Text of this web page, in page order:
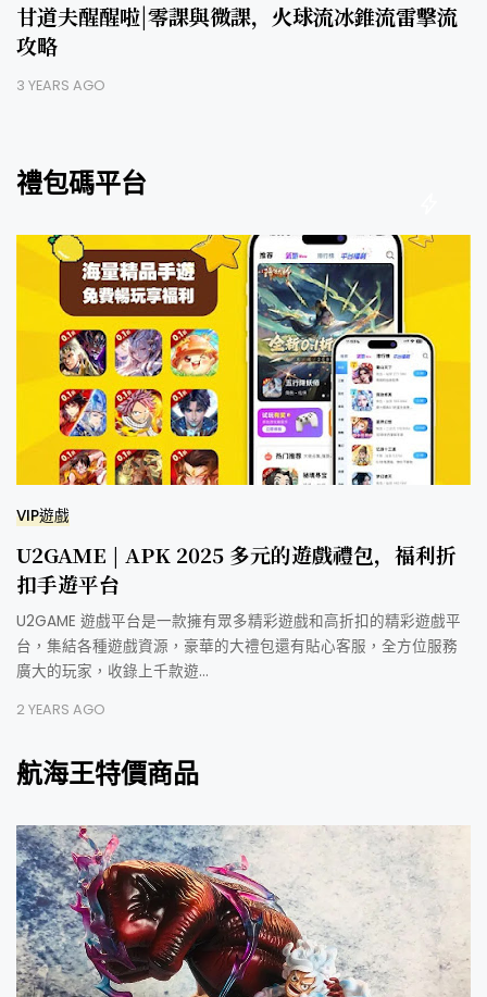
甘道夫醒醒啦|零課與微課，火球流冰錐流雷擊流
攻略
3 YEARS AGO
禮包碼平台
VIP遊戲
U2GAME | APK 2025 多元的遊戲禮包，福利折
扣手遊平台
U2GAME 遊戲平台是一款擁有眾多精彩遊戲和高折扣的精彩遊戲平
台，集結各種遊戲資源，豪華的大禮包還有貼心客服，全方位服務
廣大的玩家，收錄上千款遊…
2 YEARS AGO
航海王特價商品